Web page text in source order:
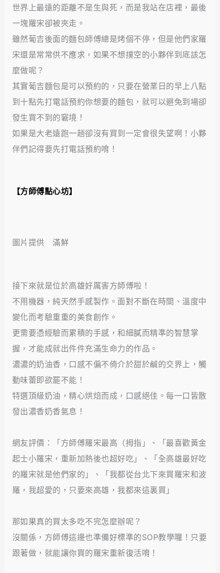
世界上最遠的距離不是生與死，而是我站在店裡，最後
一塊羅宋卻被夾走。
雖然葡吉後面的麵包師傅總是烤個不停，但是他們家羅
宋還是常常供不應求，如果不想撲空的小夥伴到底該怎
麼做呢？
其實葡吉麵包是可以預約的，只要在營業日的早上八點
到十點先打電話預約你想要的麵包，就可以避免到場卻
發生買不到的窘境！
如果是大老遠跑一趟卻沒有買到一定會很失望啊！小夥
伴們記得要先打電話預約唷！
【方師傅點心坊】
圖片提供 滿鮮
接下來就是位於高雄好厲害方師傅啦！
不用機器，純天然手感製作。面對不斷在時間、溫度中
變化而考驗重重的美食創作。
更需要憑經驗而累積的手感，和細膩而精準的智慧掌
握，才能成就出件件充滿生命力的作品。
濃濃的奶油香，口感不偏不倚介於甜於鹹的交界上，觸
動味蕾即欲罷不能！
特選頂級奶油，精心烘焙而成，口感絕佳。每一口皆散
發出濃香奶香氣息！
網友評價：「方師傅羅宋最高（拇指」、「最喜歡黃金
起士小羅宋，重新加熱後也超好吃」、「全高雄最好吃
的羅宋就是他們家的」、「我都從台北下來買羅宋和波
羅，我超愛的，只要來高雄，我都來這裏買」
那如果真的買太多吃不完怎麼辦呢？
沒關係，方師傅這邊也準備好標準的SOP教學囉！只要
跟著做，就能讓你買的羅宋重新復活唷！